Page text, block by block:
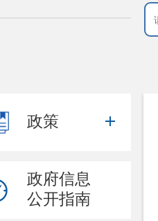
政策
政府信息
公开指南